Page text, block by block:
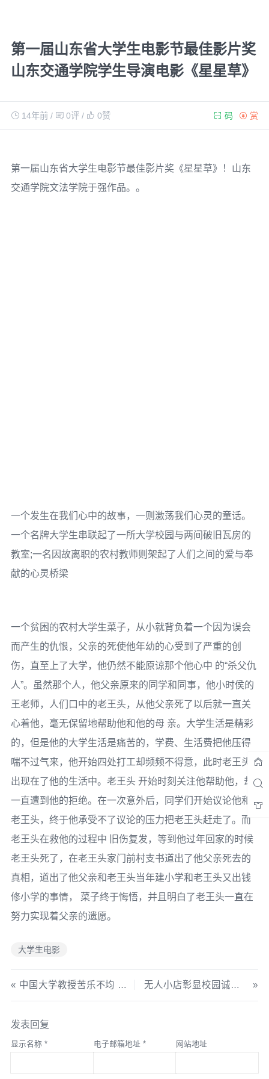
第一届山东省大学生电影节最佳影片奖
山东交通学院学生导演电影《星星草》
14年前/ 0评/ 0赞 赏
码
第一届山东省大学生电影节最佳影片奖《星星草》！山东
交通学院文法学院于强作品。。
一个发生在我们心中的故事，一则激荡我们心灵的童话。
一个名牌大学生串联起了一所大学校园与两间破旧瓦房的
教室;一名因故离职的农村教师则架起了人们之间的爱与奉
献的心灵桥梁
一个贫困的农村大学生菜子，从小就背负着一个因为误会
而产生的仇恨，父亲的死使他年幼的心受到了严重的创
伤，直至上了大学，他仍然不能原谅那个他心中 的“杀父仇
人”。虽然那个人，他父亲原来的同学和同事，他小时侯的
王老师，人们口中的老王头，从他父亲死了以后就一直关
心着他，毫无保留地帮助他和他的母 亲。大学生活是精彩
的，但是他的大学生活是痛苦的，学费、生活费把他压得
喘不过气来，他开始四处打工却频频不得意，此时老王头
出现在了他的生活中。老王头 开始时刻关注他帮助他，却
一直遭到他的拒绝。在一次意外后，同学们开始议论他和
老王头，终于他承受不了议论的压力把老王头赶走了。而
老王头在救他的过程中 旧伤复发，等到他过年回家的时候
老王头死了，在老王头家门前村支书道出了他父亲死去的
真相，道出了他父亲和老王头当年建小学和老王头又出钱
修小学的事情， 菜子终于悔悟，并且明白了老王头一直在
努力实现着父亲的遗愿。
大学生电影
中国大学教授苦乐不均 富的开宝马穷的骑飞鸽 无人小店彰显校园诚信 山东交通学院“诚信驿站”引关注
发表回复
显示名称 * 电子邮箱地址 * 网站地址